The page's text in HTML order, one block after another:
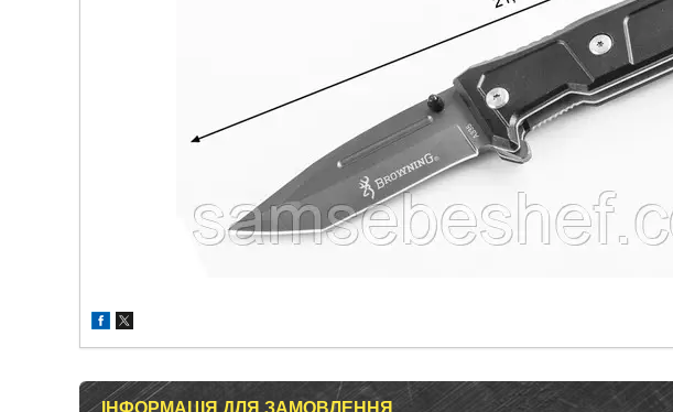
ІНФОРМАЦІЯ ДЛЯ ЗАМОВЛЕННЯ